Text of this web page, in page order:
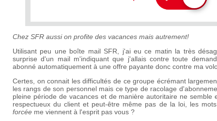
Chez SFR aussi on profite des vacances mais autrement!
Utilisant peu une boîte mail SFR, j'ai eu ce matin la très
surprise d'un mail m'indiquant que j'allais contre toute
abonné automatiquement à une offre payante donc contre ma
Certes, on connait les difficultés de ce groupe écrémant
les rangs de son personnel mais ce type de racolage
pleine période de vacances et de manière autoritaire ne semble
respectueux du client et peut-être même pas de la loi, les
forcée me viennent à l'esprit pas vous ?